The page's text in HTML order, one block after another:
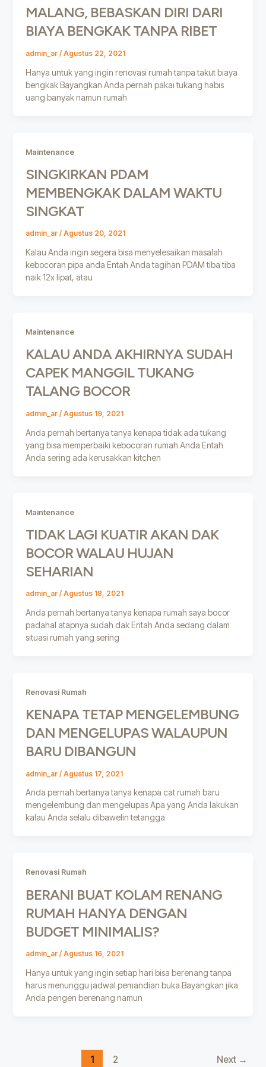
MALANG, BEBASKAN DIRI DARI
BIAYA BENGKAK TANPA RIBET
admin_ar / Agustus 22, 2021
Hanya untuk yang ingin renovasi rumah tanpa takut biaya
bengkak Bayangkan Anda pernah pakai tukang habis
uang banyak namun rumah
Maintenance
SINGKIRKAN PDAM
MEMBENGKAK DALAM WAKTU
SINGKAT
admin_ar / Agustus 20, 2021
Kalau Anda ingin segera bisa menyelesaikan masalah
kebocoran pipa anda Entah Anda tagihan PDAM tiba tiba
naik 12x lipat, atau
Maintenance
KALAU ANDA AKHIRNYA SUDAH
CAPEK MANGGIL TUKANG
TALANG BOCOR
admin_ar / Agustus 19, 2021
Anda pernah bertanya tanya kenapa tidak ada tukang
yang bisa memperbaiki kebocoran rumah Anda Entah
Anda sering ada kerusakkan kitchen
Maintenance
TIDAK LAGI KUATIR AKAN DAK
BOCOR WALAU HUJAN
SEHARIAN
admin_ar / Agustus 18, 2021
Anda pernah bertanya tanya kenapa rumah saya bocor
padahal atapnya sudah dak Entah Anda sedang dalam
situasi rumah yang sering
Renovasi Rumah
KENAPA TETAP MENGELEMBUNG
DAN MENGELUPAS WALAUPUN
BARU DIBANGUN
admin_ar / Agustus 17, 2021
Anda pernah bertanya tanya kenapa cat rumah baru
mengelembung dan mengelupas Apa yang Anda lakukan
kalau Anda selalu dibawelin tetangga
Renovasi Rumah
BERANI BUAT KOLAM RENANG
RUMAH HANYA DENGAN
BUDGET MINIMALIS?
admin_ar / Agustus 16, 2021
Hanya untuk yang ingin setiap hari bisa berenang tanpa
harus menunggu jadwal pemandian buka Bayangkan jika
Anda pengen berenang namun
1 2 Next →